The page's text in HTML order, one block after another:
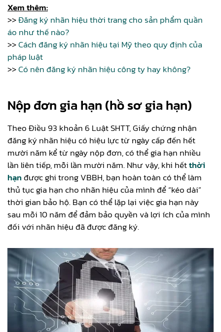
Xem thêm:
>>Đăng ký nhãn hiệu thời trang cho sản phẩm quần
áo như thế nào?
>>Cách đăng ký nhãn hiệu tại Mỹ theo quy định của
pháp luật
>>Có nên đăng ký nhãn hiệu công ty hay không?
Nộp đơn gia hạn (hồ sơ gia hạn)
Theo Điều 93 khoản 6 Luật SHTT, Giấy chứng nhận
đăng ký nhãn hiệu có hiệu lực từ ngày cấp đến hết
mười năm kể từ ngày nộp đơn, có thể gia hạn nhiều
lần liên tiếp, mỗi lần mười năm. Như vậy, khi hếtthời
hạnđược ghi trong VBBH, bạn hoàn toàn có thể làm
thủ tục gia hạn cho nhãn hiệu của mình để “kéo dài”
thời gian bảo hộ. Bạn có thể lặp lại việc gia hạn này
sau mỗi 10 năm để đảm bảo quyền và lợi ích của mình
đối với nhãn hiệu đã được đăng ký.